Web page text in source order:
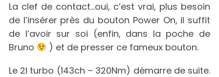
La clef de contact…oui, c’est vrai, plus besoin
de l’insérer près du bouton Power On, il suffit
de l’avoir sur soi (enfin, dans la poche de
Bruno
) et de presser ce fameux bouton.
Le 2l turbo (143ch – 320Nm) démarre de suite.